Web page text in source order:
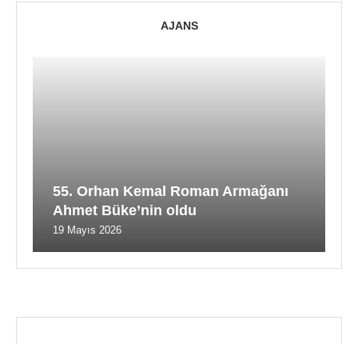
AJANS
55. Orhan Kemal Roman Armağanı
Ahmet Büke’nin oldu
19 Mayıs 2026